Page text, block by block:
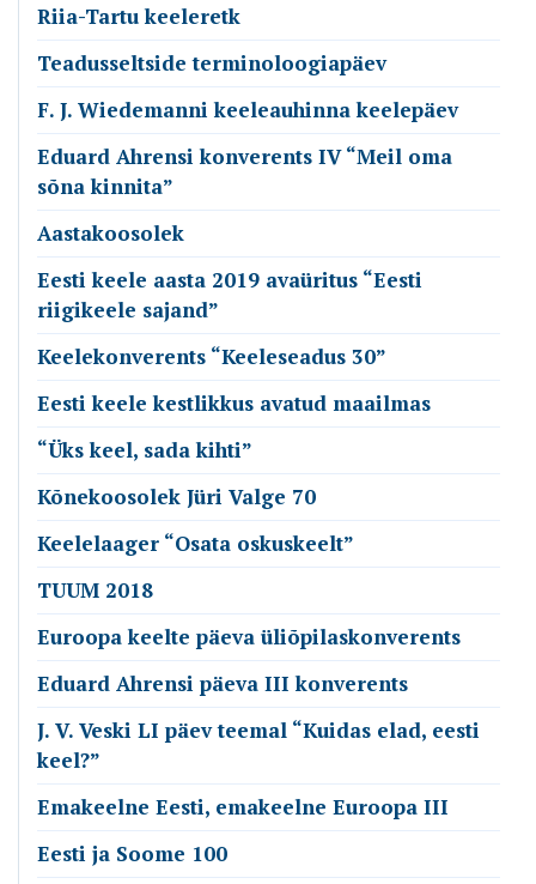
Riia-Tartu keeleretk
Teadusseltside terminoloogiapäev
F. J. Wiedemanni keeleauhinna keelepäev
Eduard Ahrensi konverents IV “Meil oma
sõna kinnita”
Aastakoosolek
Eesti keele aasta 2019 avaüritus “Eesti
riigikeele sajand”
Keelekonverents “Keeleseadus 30”
Eesti keele kestlikkus avatud maailmas
“Üks keel, sada kihti”
Kõnekoosolek Jüri Valge 70
Keelelaager “Osata oskuskeelt”
TUUM 2018
Euroopa keelte päeva üliõpilaskonverents
Eduard Ahrensi päeva III konverents
J. V. Veski LI päev teemal “Kuidas elad, eesti
keel?”
Emakeelne Eesti, emakeelne Euroopa III
Eesti ja Soome 100